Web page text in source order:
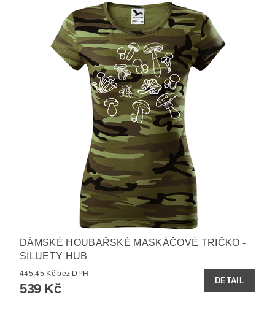
DÁMSKÉ HOUBAŘSKÉ MASKÁČOVÉ TRIČKO -
SILUETY HUB
445,45 Kč bez DPH
539 Kč
DETAIL